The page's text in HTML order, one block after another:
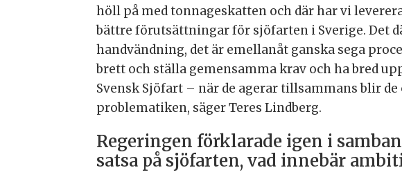
höll på med tonnageskatten och där har vi
bättre förutsättningar för sjöfarten i Sverige. Det
handvändning, det är emellanåt ganska sega
brett och ställa gemensamma krav och ha bred
Svensk Sjöfart – när de agerar tillsammans blir
problematiken, säger Teres Lindberg.
Regeringen förklarade igen i
satsa på sjöfarten, vad innebär